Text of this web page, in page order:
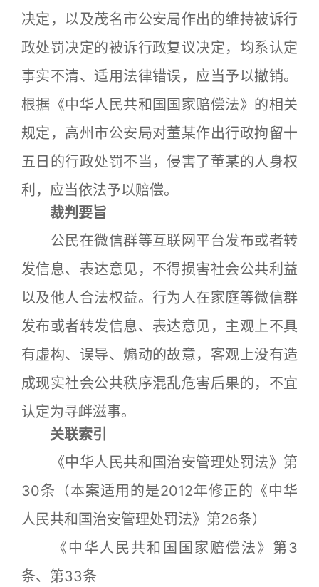
决定，以及茂名市公安局作出的维持被诉行
政处罚决定的被诉行政复议决定，均系认定
事实不清、适用法律错误，应当予以撤销。
根据《中华人民共和国国家赔偿法》的相关
规定，高州市公安局对董某作出行政拘留十
五日的行政处罚不当，侵害了董某的人身权
利，应当依法予以赔偿。
裁判要旨
公民在微信群等互联网平台发布或者转
发信息、表达意见，不得损害社会公共利益
以及他人合法权益。行为人在家庭等微信群
发布或者转发信息、表达意见，主观上不具
有虚构、误导、煽动的故意，客观上没有造
成现实社会公共秩序混乱危害后果的，不宜
认定为寻衅滋事。
关联索引
《中华人民共和国治安管理处罚法》第
30条（本案适用的是2012年修正的《中华
人民共和国治安管理处罚法》第26条）
《中华人民共和国国家赔偿法》第3
条、第33条